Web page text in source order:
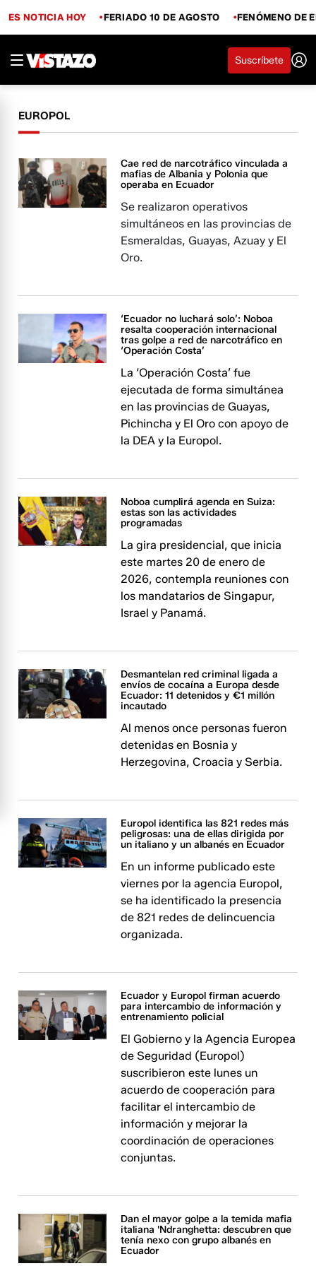
ES NOTICIA HOY FERIADO 10 DE AGOSTO FENÓMENO DE
Suscríbete
EUROPOL
Cae red de narcotráfico vinculada a
mafias de Albania y Polonia que
operaba en Ecuador
Se realizaron operativos
simultáneos en las provincias de
Esmeraldas, Guayas, Azuay y El
Oro.
‘Ecuador no luchará solo’: Noboa
resalta cooperación internacional
tras golpe a red de narcotráfico en
‘Operación Costa’
La ‘Operación Costa’ fue
ejecutada de forma simultánea
en las provincias de Guayas,
Pichincha y El Oro con apoyo de
la DEA y la Europol.
Noboa cumplirá agenda en Suiza:
estas son las actividades
programadas
La gira presidencial, que inicia
este martes 20 de enero de
2026, contempla reuniones con
los mandatarios de Singapur,
Israel y Panamá.
Desmantelan red criminal ligada a
envíos de cocaína a Europa desde
Ecuador: 11 detenidos y €1 millón
incautado
Al menos once personas fueron
detenidas en Bosnia y
Herzegovina, Croacia y Serbia.
Europol identifica las 821 redes más
peligrosas: una de ellas dirigida por
un italiano y un albanés en Ecuador
En un informe publicado este
viernes por la agencia Europol,
se ha identificado la presencia
de 821 redes de delincuencia
organizada.
Ecuador y Europol firman acuerdo
para intercambio de información y
entrenamiento policial
El Gobierno y la Agencia Europea
de Seguridad (Europol)
suscribieron este lunes un
acuerdo de cooperación para
facilitar el intercambio de
información y mejorar la
coordinación de operaciones
conjuntas.
Dan el mayor golpe a la temida mafia
italiana 'Ndranghetta: descubren que
tenía nexo con grupo albanés en
Ecuador